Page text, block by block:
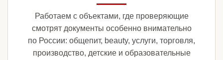
Работаем с объектами, где проверяющие
смотрят документы особенно внимательно
по России: общепит, beauty, услуги, торговля,
производство, детские и образовательные